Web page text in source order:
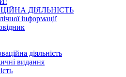
ДІЯЛЬНІСТЬ
інформації
діяльність
видання